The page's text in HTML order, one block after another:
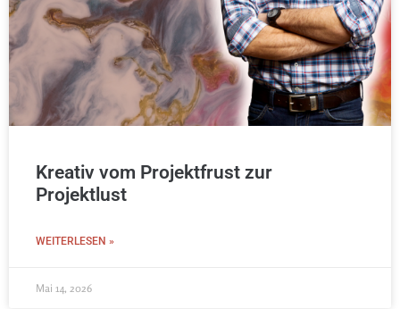
Kreativ vom Projektfrust zur
Projektlust
WEITERLESEN »
Mai 14, 2026